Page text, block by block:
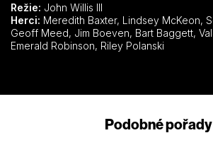
Režie: John Willis III
Herci:
Geoff Meed, Jim Boeven, Bart Baggett, Valerie K. Garcia,
Emerald Robinson, Riley Polanski
Podobné pořady